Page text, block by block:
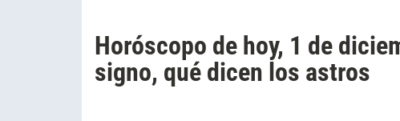
Horóscopo de hoy, 1 de
signo, qué dicen los astros